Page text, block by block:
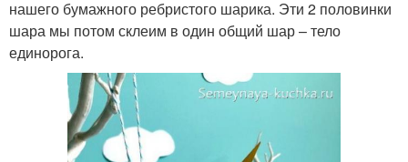
нашего бумажного ребристого шарика. Эти 2 половинки
шара мы потом склеим в один общий шар – тело
единорога.